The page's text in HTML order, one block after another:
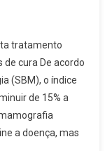
tratamento
cura De acordo
(SBM), o índice
de 15% a
a doença, mas